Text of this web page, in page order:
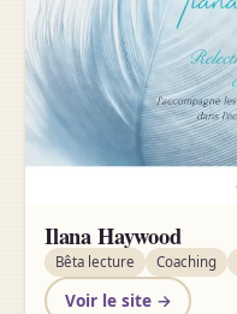
Ilana Haywood
Bêta lecture Coaching
Voir le site →